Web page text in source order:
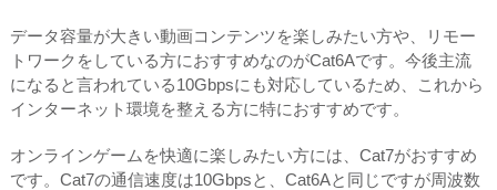
データ容量が大きい動画コンテンツを楽しみたい方や、リモー
トワークをしている方におすすめなのがCat6Aです。今後主流
になると言われている10Gbpsにも対応しているため、これから
インターネット環境を整える方に特におすすめです。
オンラインゲームを快適に楽しみたい方には、Cat7がおすすめ
です。Cat7の通信速度は10Gbpsと、Cat6Aと同じですが周波数